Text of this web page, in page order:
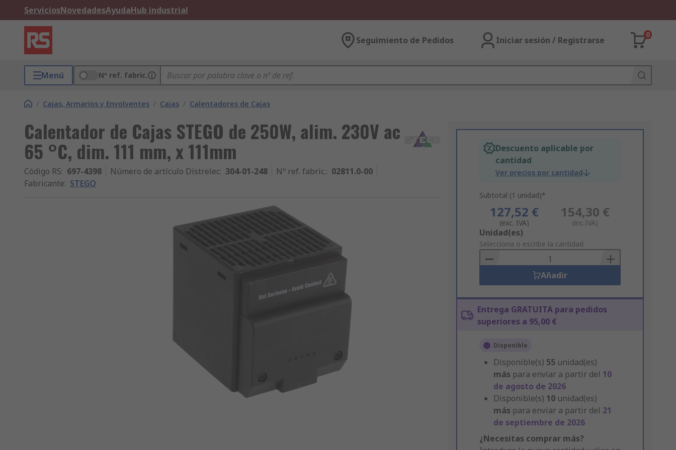
ServiciosNovedadesAyudaHub industrial
Seguimiento de Pedidos Iniciar sesión / Registrarse
0
Menú Nº ref. fabric.
/ Cajas, Armarios y Envolventes / Cajas / Calentadores de Cajas
Calentador de Cajas STEGO de 250W, alim. 230V ac
65 °C, dim. 111 mm, x 111mm
Código RS: 697-4398 Número de artículo Distrelec: 304-01-248 Nº ref. fabric.: 02811.0-00
Fabricante: STEGO
Descuento aplicable por
cantidad
Ver precios por cantidad
Subtotal (1 unidad)*
127,52 €
(exc. IVA)
154,30 €
(inc.IVA)
Add
to
Basket
Unidad(es)
Selecciona o escribe la cantidad
Añadir
Entrega GRATUITA para pedidos
superiores a 95,00 €
Disponible
Disponible(s) 55 unidad(es)
más para enviar a partir del 10
de agosto de 2026
Disponible(s) 10 unidad(es)
más para enviar a partir del 21
de septiembre de 2026
¿Necesitas comprar más?